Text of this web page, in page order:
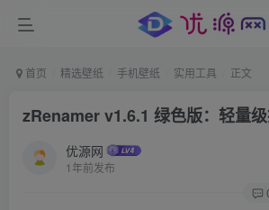
首页 精选壁纸 手机壁纸 实用工具 正文
zRenamer v1.6.1 绿色版：轻量
优源网
1年前发布